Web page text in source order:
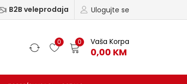
Ulogujte se
B2B veleprodaja
0 0 Vaša Korpa
0,00 KM